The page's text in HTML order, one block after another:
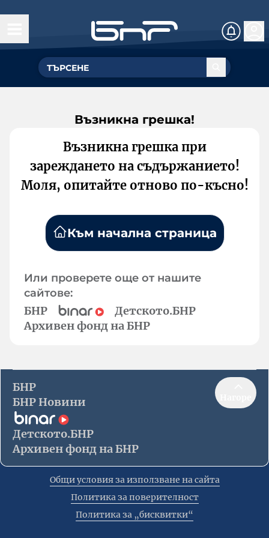
Възникна грешка!
Възникна грешка при
зареждането на съдържанието!
Моля, опитайте отново по-късно!
Към начална страница
Или проверете още от нашите
сайтове:
БНР
Детското.БНР
Архивен фонд на БНР
БНР
БНР Новини
Детското.БНР
Архивен фонд на БНР
Общи условия за използване на сайта
Политика за поверителност
Политика за „бисквитки“